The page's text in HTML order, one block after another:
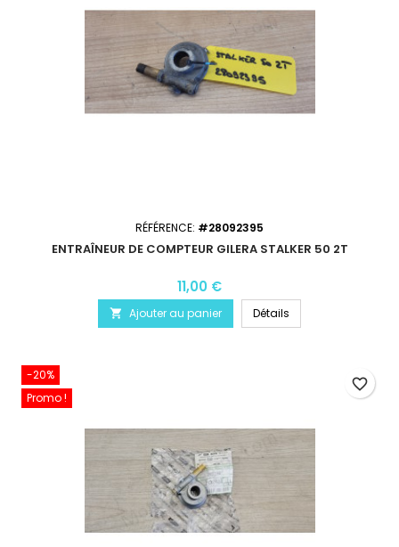
RÉFÉRENCE: #28092395
ENTRAÎNEUR DE COMPTEUR GILERA STALKER 50 2T
11,00 €
 Ajouter au panier Détails
-20%
Promo !
favorite_border